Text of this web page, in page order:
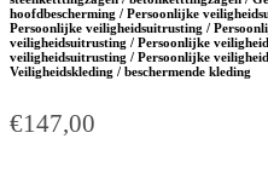
hoofdbescherming / Persoonlijke
Persoonlijke veiligheidsuitrusting /
veiligheidsuitrusting / Persoonlijke
veiligheidsuitrusting / Persoonlijke
Veiligheidskleding / beschermende kleding
€147,00